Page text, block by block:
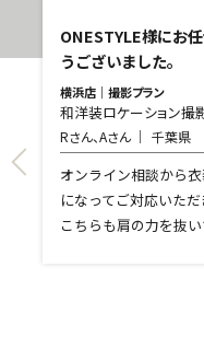
ONESTYLE様にお
うございました。
横浜店｜撮影プラン
和洋装ロケーション撮影
Rさん、Aさん 千葉県
オンライン相談から
になってご対応いた
こちらも肩の力を抜